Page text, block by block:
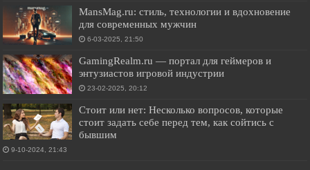
MansMag.ru: стиль, технологии и вдохновение
для современных мужчин
6-03-2025, 21:50
GamingRealm.ru — портал для геймеров и
энтузиастов игровой индустрии
23-02-2025, 20:12
Стоит или нет: Несколько вопросов, которые
стоит задать себе перед тем, как сойтись с
бывшим
9-10-2024, 21:43